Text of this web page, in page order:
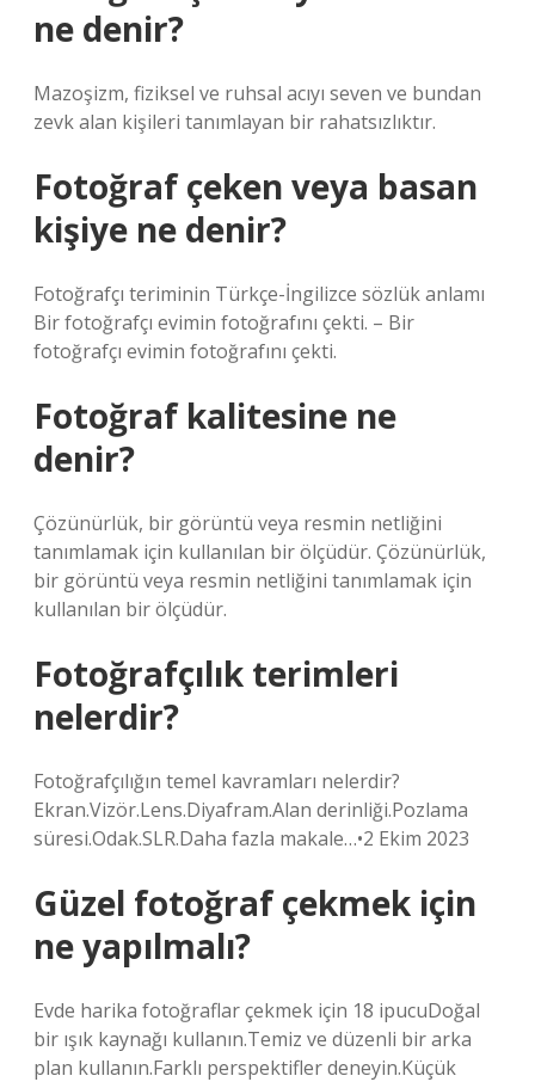
ne denir?
Mazoşizm, fiziksel ve ruhsal acıyı seven ve bundan
zevk alan kişileri tanımlayan bir rahatsızlıktır.
Fotoğraf çeken veya basan
kişiye ne denir?
Fotoğrafçı teriminin Türkçe-İngilizce sözlük anlamı
Bir fotoğrafçı evimin fotoğrafını çekti. – Bir
fotoğrafçı evimin fotoğrafını çekti.
Fotoğraf kalitesine ne
denir?
Çözünürlük, bir görüntü veya resmin netliğini
tanımlamak için kullanılan bir ölçüdür. Çözünürlük,
bir görüntü veya resmin netliğini tanımlamak için
kullanılan bir ölçüdür.
Fotoğrafçılık terimleri
nelerdir?
Fotoğrafçılığın temel kavramları nelerdir?
Ekran.Vizör.Lens.Diyafram.Alan derinliği.Pozlama
süresi.Odak.SLR.Daha fazla makale…•2 Ekim 2023
Güzel fotoğraf çekmek için
ne yapılmalı?
Evde harika fotoğraflar çekmek için 18 ipucuDoğal
bir ışık kaynağı kullanın.Temiz ve düzenli bir arka
plan kullanın.Farklı perspektifler deneyin.Küçük